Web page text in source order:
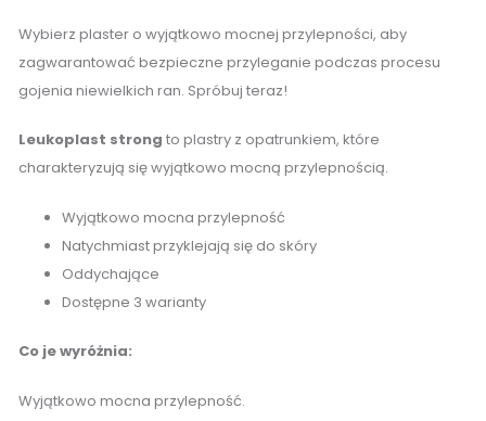
Wybierz plaster o wyjątkowo mocnej przylepności, aby
zagwarantować bezpieczne przyleganie podczas procesu
gojenia niewielkich ran. Spróbuj teraz!
Leukoplast strong to plastry z opatrunkiem, które
charakteryzują się wyjątkowo mocną przylepnością.
Wyjątkowo mocna przylepność
Natychmiast przyklejają się do skóry
Oddychające
Dostępne 3 warianty
Co je wyróżnia:
Wyjątkowo mocna przylepność.